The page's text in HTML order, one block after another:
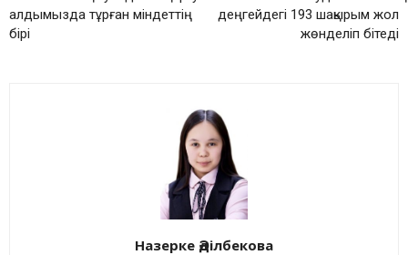
алдымызда тұрған міндеттің
бірі
деңгейдегі 193 шақырым жол
жөнделіп бітеді
Назерке Әділбекова